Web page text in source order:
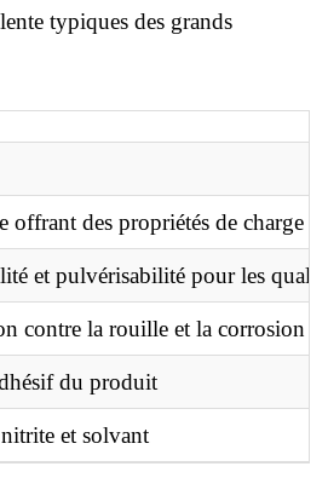
typiques des grands
offrant des propriétés de charge
et pulvérisabilité pour les
contre la rouille et la corrosion
du produit
et solvant